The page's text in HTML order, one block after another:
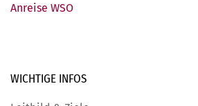
Anreise WSO
WICHTIGE INFOS